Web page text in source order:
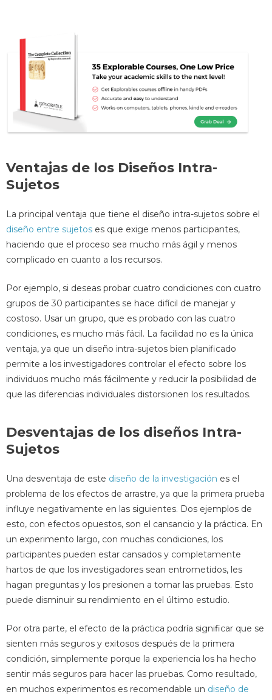
Ventajas de los Diseños Intra-
Sujetos
La principal ventaja que tiene el diseño intra-sujetos sobre el
diseño entre sujetos es que exige menos participantes,
haciendo que el proceso sea mucho más ágil y menos
complicado en cuanto a los recursos.
Por ejemplo, si deseas probar cuatro condiciones con cuatro
grupos de 30 participantes se hace difícil de manejar y
costoso. Usar un grupo, que es probado con las cuatro
condiciones, es mucho más fácil. La facilidad no es la única
ventaja, ya que un diseño intra-sujetos bien planificado
permite a los investigadores controlar el efecto sobre los
individuos mucho más fácilmente y reducir la posibilidad de
que las diferencias individuales distorsionen los resultados.
Desventajas de los diseños Intra-
Sujetos
Una desventaja de este diseño de la investigación es el
problema de los efectos de arrastre, ya que la primera prueba
influye negativamente en las siguientes. Dos ejemplos de
esto, con efectos opuestos, son el cansancio y la práctica. En
un experimento largo, con muchas condiciones, los
participantes pueden estar cansados y completamente
hartos de que los investigadores sean entrometidos, les
hagan preguntas y los presionen a tomar las pruebas. Esto
puede disminuir su rendimiento en el último estudio.
Por otra parte, el efecto de la práctica podría significar que se
sienten más seguros y exitosos después de la primera
condición, simplemente porque la experiencia los ha hecho
sentir más seguros para hacer las pruebas. Como resultado,
en muchos experimentos es recomendable un diseño de